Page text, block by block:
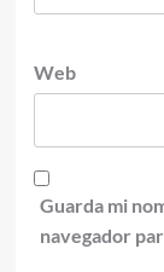
Web
Guarda mi
navegador